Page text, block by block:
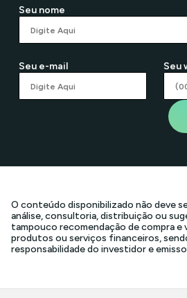
Seu nome
Seu e-mail Seu
O conteúdo disponibilizado não deve
análise, consultoria, distribuição ou
tampouco recomendação de compra e
produtos ou serviços financeiros,
responsabilidade do investidor e